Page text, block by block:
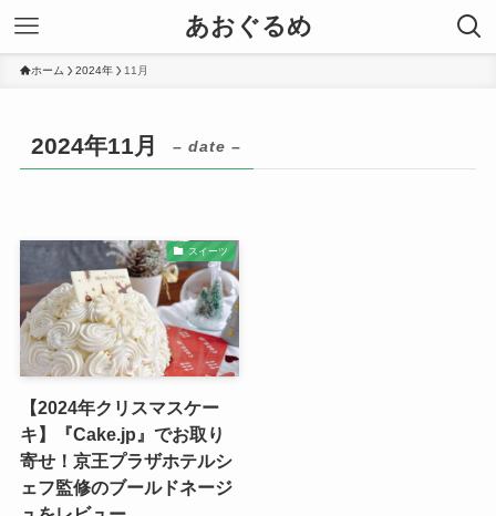
あおぐるめ
ホーム 2024年 11月
2024年11月 – date –
スイーツ
【2024年クリスマスケー
キ】『Cake.jp』でお取り
寄せ！京王プラザホテルシ
ェフ監修のブールドネージ